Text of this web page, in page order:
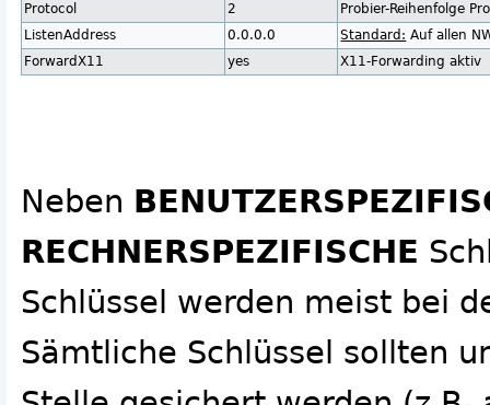
Protocol
2
Probier-Reihenfolge
ListenAddress
0.0.0.0 Standard: Auf allen
ForwardX11
yes X11-Forwarding aktiv
Neben
RECHNERSPEZIFISCHE
Schlüssel werden meist bei
Sämtliche Schlüssel sollten